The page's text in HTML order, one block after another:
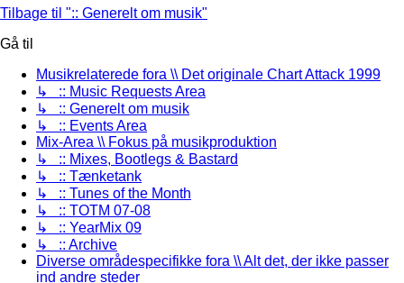
Tilbage til ":: Generelt om musik"
Gå til
Musikrelaterede fora \\ Det originale Chart Attack 1999
↳ :: Music Requests Area
↳ :: Generelt om musik
↳ :: Events Area
Mix-Area \\ Fokus på musikproduktion
↳ :: Mixes, Bootlegs & Bastard
↳ :: Tænketank
↳ :: Tunes of the Month
↳ :: TOTM 07-08
↳ :: YearMix 09
↳ :: Archive
Diverse områdespecifikke fora \\ Alt det, der ikke passer
ind andre steder